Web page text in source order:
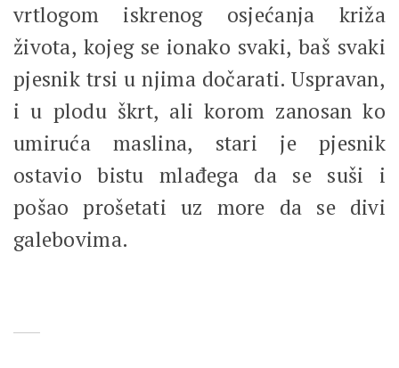
vrtlogom iskrenog osjećanja križa
života, kojeg se ionako svaki, baš svaki
pjesnik trsi u njima dočarati. Uspravan,
i u plodu škrt, ali korom zanosan ko
umiruća maslina, stari je pjesnik
ostavio bistu mlađega da se suši i
pošao prošetati uz more da se divi
galebovima.